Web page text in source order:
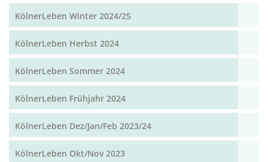
KölnerLeben Winter 2024/25
KölnerLeben Herbst 2024
KölnerLeben Sommer 2024
KölnerLeben Frühjahr 2024
KölnerLeben Dez/Jan/Feb 2023/24
KölnerLeben Okt/Nov 2023